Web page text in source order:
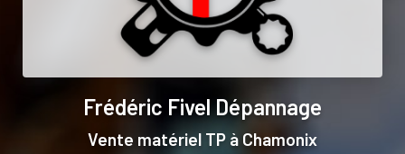
Frédéric Fivel Dépannage
Vente matériel TP à Chamonix